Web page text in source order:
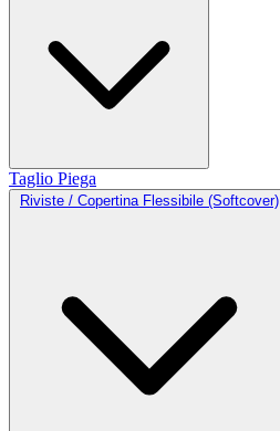
Taglio Piega
Riviste / Copertina Flessibile (Softcover)